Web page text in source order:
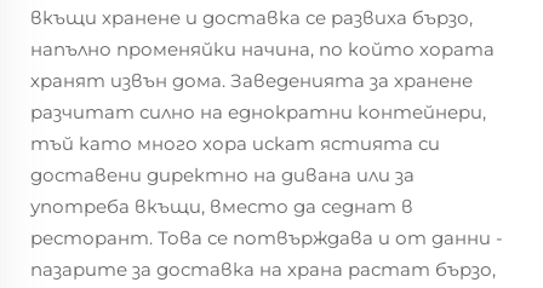
вкъщи хранене и доставка се развиха бързо,
напълно променяйки начина, по който хората
хранят извън дома. Заведенията за хранене
разчитат силно на еднократни контейнери,
тъй като много хора искат ястията си
доставени директно на дивана или за
употреба вкъщи, вместо да седнат в
ресторант. Това се потвърждава и от данни -
пазарите за доставка на храна растат бързо,